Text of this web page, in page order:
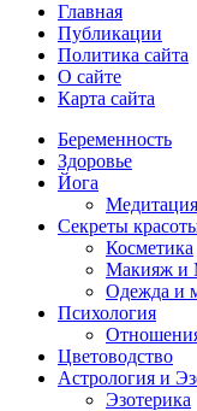
Главная
Публикации
Политика сайта
О сайте
Карта сайта
Беременность
Здоровье
Йога
Медитация
Секреты
Косметика
Макияж и
Одежда и
Психология
Цветоводство
Астрология и
Эзотерика